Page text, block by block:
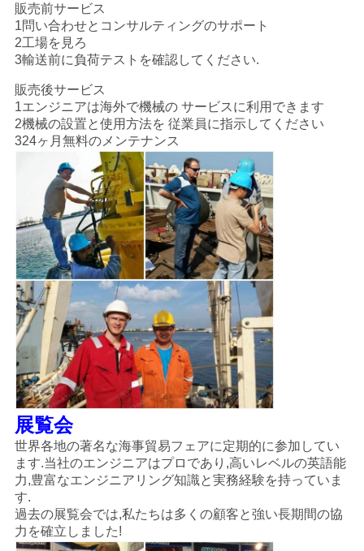
販売前サービス
1問い合わせとコンサルティングのサポート
2工場を見ろ
3輸送前に負荷テストを確認してください.
販売後サービス
1エンジニアは海外で機械の サービスに利用できます
2機械の設置と使用方法を 従業員に指示してください
324ヶ月無料のメンテナンス
展覧会
世界各地の著名な海事貿易フェアに定期的に参加してい
ます.当社のエンジニアはプロであり,高いレベルの英語能
力,豊富なエンジニアリング知識と実務経験を持っていま
す.
過去の展覧会では,私たちは多くの顧客と強い長期間の協
力を確立しました!